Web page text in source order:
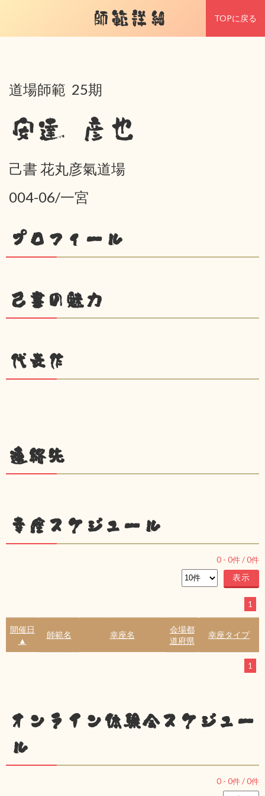
師範詳細 TOPに戻る
道場師範 25期
安達 彦也
己書 花丸彦氣道場
004-06/一宮
プロフィール
己書の魅力
代表作
連絡先
幸座スケジュール
0 - 0件 /0件
1
開催日
▲
師範名 幸座名
会場都
道府県
幸座タイプ
1
オンライン体験会スケジュー
ル
0 - 0件 /0件